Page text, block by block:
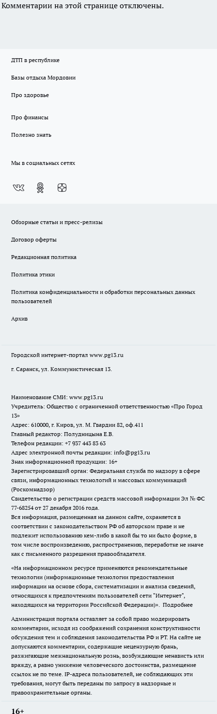
Комментарии на этой странице отключены.
ДТП в республике
Базы отдыха Мордовии
Про здоровье
Про финансы
Полезно знать
Мы в социальных сетях
Обзорные статьи и пресс-релизы
Договор оферты
Редакционная политика
Политика этики
Политика конфиденциальности и обработки персональных данных
пользователей
Архив
Городской интернет-портал www.pg13.ru
г. Саранск, ул. Коммунистическая 13.
Наименование СМИ: www.pg13.ru
Учредитель: Общество с ограниченной ответственностью «Про Город
13»
Адрес: 610000, г. Киров, ул. М. Гвардии 82, оф.411
Главный редактор: Полудницына Е.В.
Телефон редакции: +7 937 443 83 63
Адрес электронной почты редакции: info@pg13.ru
Знак информационной продукции: 16+
Зарегистрировавший орган: Федеральная служба по надзору в сфере
связи, информационных технологий и массовых коммуникаций
(Роскомнадзор)
Свидетельство о регистрации средств массовой информации Эл № ФС
77-68254 от 27 декабря 2016 года.
Вся информация, размещенная на данном сайте, охраняется в
соответствии с законодательством РФ об авторском праве и не
подлежит использованию кем-либо в какой бы то ни было форме, в
том числе воспроизведению, распространению, переработке не иначе
как с письменного разрешения правообладателя.
«На информационном ресурсе применяются рекомендательные
технологии (информационные технологии предоставления
информации на основе сбора, систематизации и анализа сведений,
относящихся к предпочтениям пользователей сети "Интернет",
находящихся на территории Российской Федерации)». Подробнее
Администрация портала оставляет за собой право модерировать
комментарии, исходя из соображений сохранения конструктивности
обсуждения тем и соблюдения законодательства РФ и РТ. На сайте не
допускаются комментарии, содержащие нецензурную брань,
разжигающие межнациональную рознь, возбуждающие ненависть или
вражду, а равно унижение человеческого достоинства, размещение
ссылок не по теме. IP-адреса пользователей, не соблюдающих эти
требования, могут быть переданы по запросу в надзорные и
правоохранительные органы.
16+